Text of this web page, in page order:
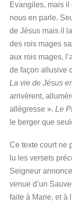
Evangiles, mais il
nous en parle.
de Jésus mais il
des rois mages
aux rois mages,
de façon allusive
La vie de Jésus
arrivèrent,
allégresse ». Le
le berger que
Ce texte court ne
lu les versets
Seigneur
venue d’un
faite à Marie, et à